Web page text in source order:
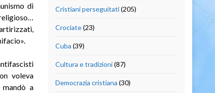
di
voleva
a
Cristiani perseguitati(205)
Crociate(23)
Cuba (39)
Cultura e tradizioni(87)
Democrazia cristiana (30)